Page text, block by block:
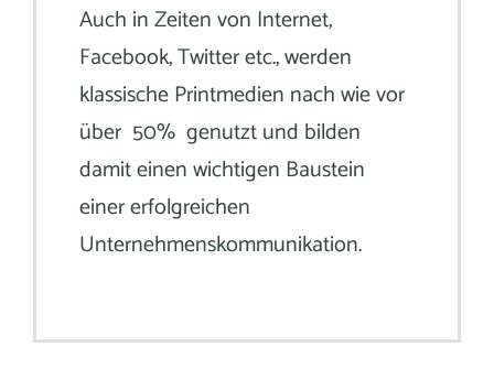
Auch in Zeiten von Internet,
Facebook, Twitter etc., werden
klassische Printmedien nach wie vor
über 50% genutzt und bilden
damit einen wichtigen Baustein
einer erfolgreichen
Unternehmenskommunikation.